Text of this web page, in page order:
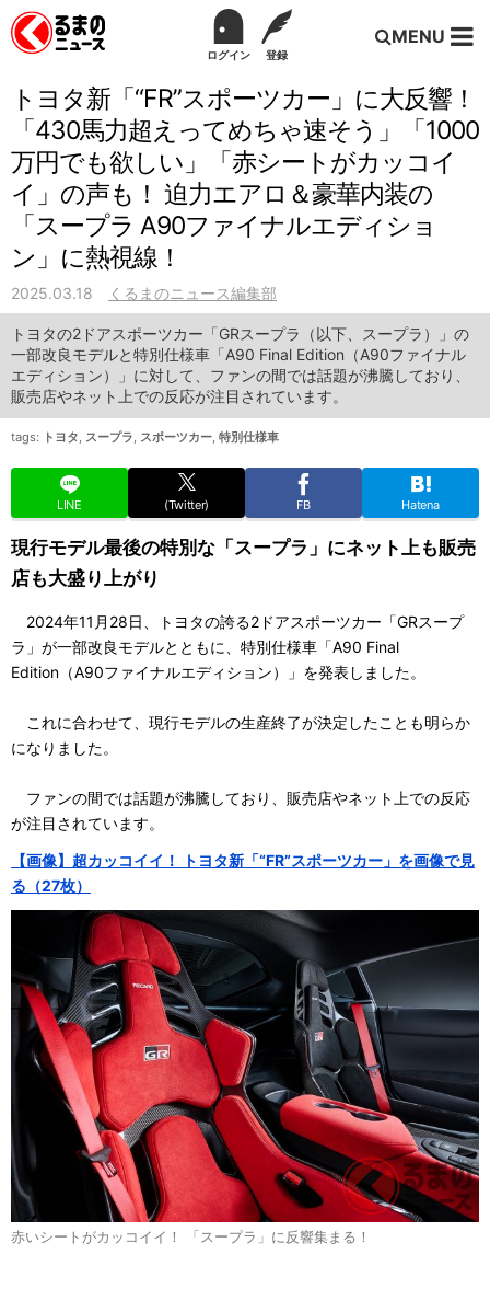
ログイン 登録
MENU
トヨタ新「“FR”スポーツカー」に大反響！
「430馬力超えってめちゃ速そう」「1000
万円でも欲しい」「赤シートがカッコイ
イ」の声も！ 迫力エアロ＆豪華内装の
「スープラ A90ファイナルエディショ
ン」に熱視線！
2025.03.18 くるまのニュース編集部
トヨタの2ドアスポーツカー「GRスープラ（以下、スープラ）」の
一部改良モデルと特別仕様車「A90 Final Edition（A90ファイナル
エディション）」に対して、ファンの間では話題が沸騰しており、
販売店やネット上での反応が注目されています。
tags: トヨタ, スープラ, スポーツカー, 特別仕様車
LINE (Twitter) FB Hatena
現行モデル最後の特別な「スープラ」にネット上も販売
店も大盛り上がり
2024年11月28日、トヨタの誇る2ドアスポーツカー「GRスープ
ラ」が一部改良モデルとともに、特別仕様車「A90 Final
Edition（A90ファイナルエディション）」を発表しました。
これに合わせて、現行モデルの生産終了が決定したことも明らか
になりました。
ファンの間では話題が沸騰しており、販売店やネット上での反応
が注目されています。
【画像】超カッコイイ！ トヨタ新「“FR”スポーツカー」を画像で見
る（27枚）
赤いシートがカッコイイ！ 「スープラ」に反響集まる！